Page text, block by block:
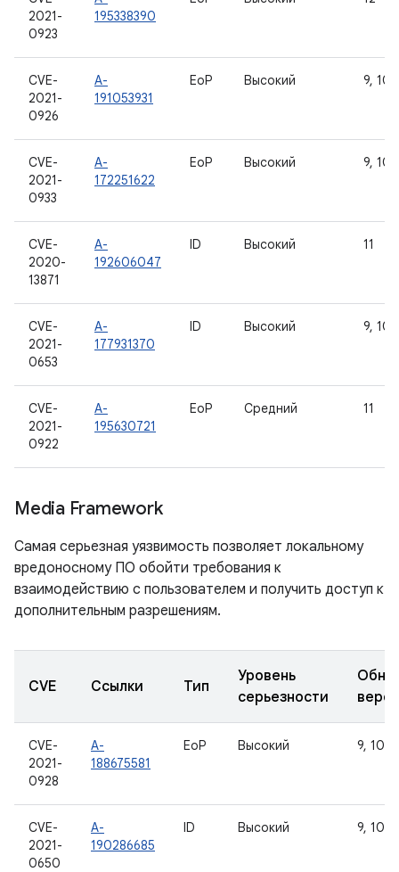
2021-
0923
195338390
CVE-
2021-
0926
A-
191053931
EoP Высокий 9, 10,
CVE-
2021-
0933
A-
172251622
EoP Высокий 9, 10,
CVE-
2020-
13871
A-
192606047
ID Высокий 11
CVE-
2021-
0653
A-
177931370
ID Высокий 9, 10,
CVE-
2021-
0922
A-
195630721
EoP Средний 11
Media Framework
Самая серьезная уязвимость позволяет локальному
вредоносному ПО обойти требования к
взаимодействию с пользователем и получить доступ к
дополнительным разрешениям.
CVE Ссылки Тип
Уровень
серьезности
CVE-
2021-
0928
A-
188675581
EoP Высокий 9, 10,
CVE-
2021-
0650
A-
190286685
ID Высокий 9, 10,